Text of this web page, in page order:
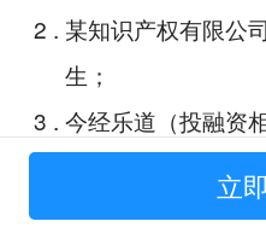
2 . 某知识产权有限公
生；
3 . 今经乐道（投融资
5.北大光华管理学院
立